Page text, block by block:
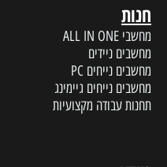
חנות
מחשבי ALL IN ONE
מחשבים ניידים
מחשבים נייחים PC
מחשבים נייחים גיימינג
תחנות עבודה מקצועיות